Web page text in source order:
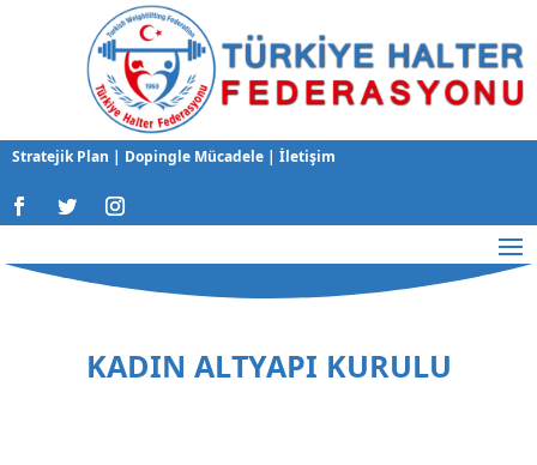
Stratejik Plan | Dopingle Mücadele | İletişim
KADIN ALTYAPI KURULU